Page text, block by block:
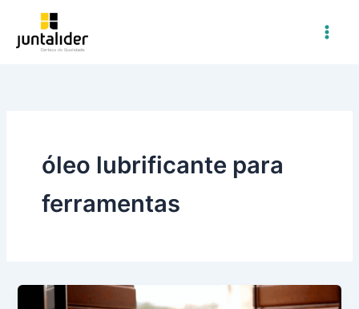
óleo lubrificante para
ferramentas